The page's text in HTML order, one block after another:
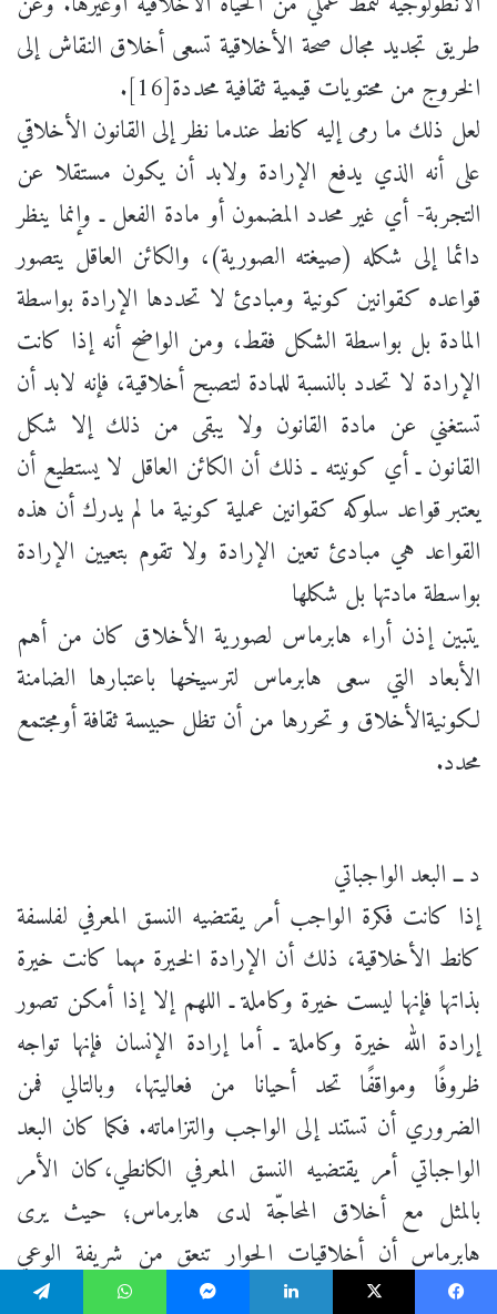
طريق تجديد مجال صحة الأخلاقية تسعى أخلاق النقاش إلى
الخروج من محتويات قيمية ثقافية محددة[16].
لعل ذلك ما رمى إليه كانط عندما نظر إلى القانون الأخلاقي
على أنه الذي يدفع الإرادة ولابد أن يكون مستقلا عن
التجربة- أي غير محدد المضمون أو مادة الفعل ـ وإنما ينظر
دائما إلى شكله (صيغته الصورية)، والكائن العاقل يتصور
قواعده كقوانين كونية ومبادئ لا تحددها الإرادة بواسطة
المادة بل بواسطة الشكل فقط، ومن الواضح أنه إذا كانت
الإرادة لا تحدد بالنسبة للمادة لتصبح أخلاقية، فإنه لابد أن
تستغني عن مادة القانون ولا يبقى من ذلك إلا شكل
القانون ـ أي كونيته ـ ذلك أن الكائن العاقل لا يستطيع أن
يعتبر قواعد سلوكه كقوانين عملية كونية ما لم يدرك أن هذه
القواعد هي مبادئ تعين الإرادة ولا تقوم بتعيين الإرادة
بواسطة مادتها بل شكلها
يتبين إذن أراء هابرماس لصورية الأخلاق كان من أهم
الأبعاد التي سعى هابرماس لترسيخها باعتبارها الضامنة
لكونيةالأخلاق و تحررها من أن تظل حبيسة ثقافة أومجتمع
محدد.
د ــ البعد الواجباتي
إذا كانت فكرة الواجب أمر يقتضيه النسق المعرفي لفلسفة
كانط الأخلاقية، ذلك أن الإرادة الخيرة مهما كانت خيرة
بذاتها فإنها ليست خيرة وكاملة ـ اللهم إلا إذا أمكن تصور
إرادة الله خيرة وكاملة ـ أما إرادة الإنسان فإنها تواجه
ظروفًا ومواقفًا تحد أحيانا من فعاليتها، وبالتالي فمن
الضروري أن تستند إلى الواجب والتزاماته. فكما كان البعد
الواجباتي أمر يقتضيه النسق المعرفي الكانطي،كان الأمر
بالمثل مع أخلاق المحاجّة لدى هابرماس؛ حيث يرى
هابرماس أن أخلاقيات الحوار تنعق من شريفة الوعي
الذاتي وتتأسس على معيار كوني يتعدى أفق ثقافة محددة،